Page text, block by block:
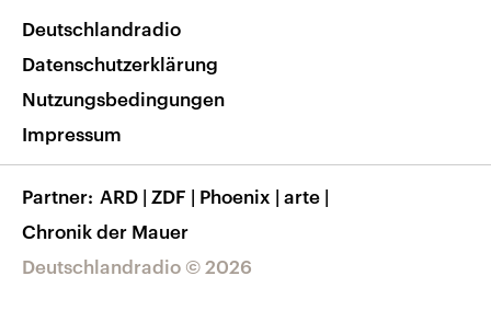
Nachrichten App
Frequenzen
Veranstaltungen
Musikliste
RSS
Barrierefreiheit
Deutschlandradio © 2026
Deutschlandradio
Datenschutzerklärung
Nutzungsbedingungen
Impressum
Partner ARD | ZDF | Phoenix | arte |
Chronik der Mauer